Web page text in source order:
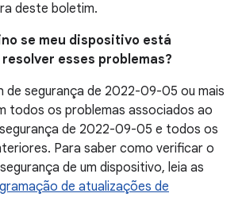
deste boletim.
se meu dispositivo está
esses problemas?
de segurança de 2022-09-05 ou mais
todos os problemas associados ao
de 2022-09-05 e todos os
Para saber como verificar o
de um dispositivo, leia as
de atualizações de